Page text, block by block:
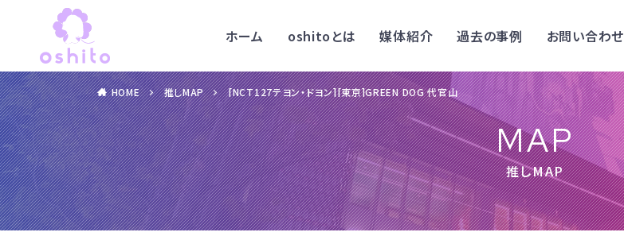
ホーム oshitoとは 媒体紹介 過去の事例 お問い合わせ
HOME 推しMAP [NCT127テヨン・ドヨン][東京]GREEN DOG 代官山
MAP
推しMAP